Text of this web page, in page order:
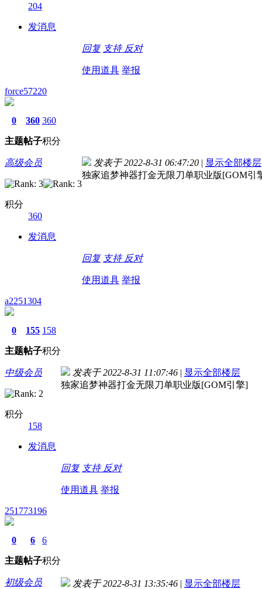
204
发消息
回复 支持 反对
使用道具 举报
force57220
0
主题
360
帖子
360
积分
高级会员
积分
360
发消息
发表于 2022-8-31 06:47:20 | 显示全部楼层
独家追梦神器打金无限刀单职业版[GOM引
回复 支持 反对
使用道具 举报
a2251304
0
主题
155
帖子
158
积分
中级会员
积分
158
发消息
发表于 2022-8-31 11:07:46 | 显示全部楼层
独家追梦神器打金无限刀单职业版[GOM引擎]
回复 支持 反对
使用道具 举报
251773196
0
主题
6
帖子
6
积分
初级会员 发表于 2022-8-31 13:35:46 | 显示全部楼层